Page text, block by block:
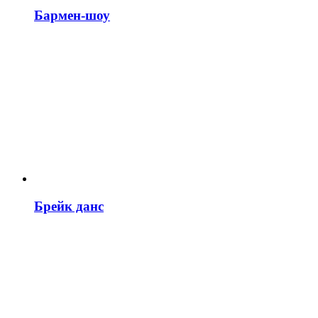
Бармен-шоу
Брейк данс